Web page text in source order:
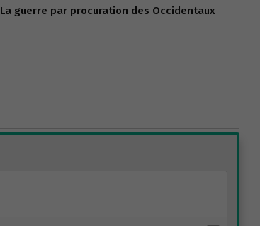
La guerre par procuration des Occidentaux